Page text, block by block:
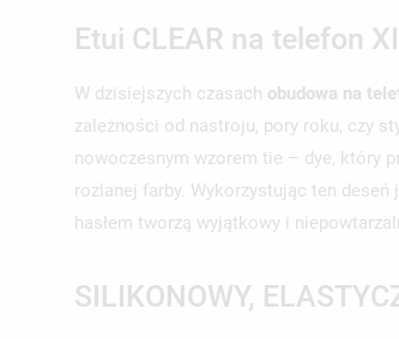
Etui CLEAR na telefon
W dzisiejszych czasach obudowa na
zależności od nastroju, pory roku, czy
nowoczesnym wzorem tie – dye, który
rozlanej farby. Wykorzystując ten
hasłem tworzą wyjątkowy i
SILIKONOWY,